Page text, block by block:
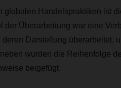
globalen Handelspraktiken ist
der Überarbeitung war eine
Darstellung überarbeitet,
wurden die Reihenfolge
beigefügt.